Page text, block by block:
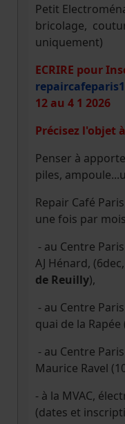
Petit
bricolage,
uniquement)
ECRIRE pour
12 au 4 1 2026
Précisez l'objet
Penser à
piles,
Repair Café
une fois par
- au Centre
AJ Hénard,
de Reuilly),
- au Centre
quai de la
- au Centre
Maurice Ravel
- à la MVAC,
(dates et